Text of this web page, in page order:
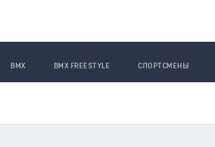
BMX BMX FREESTYLE СПОРТСМЕНЫ